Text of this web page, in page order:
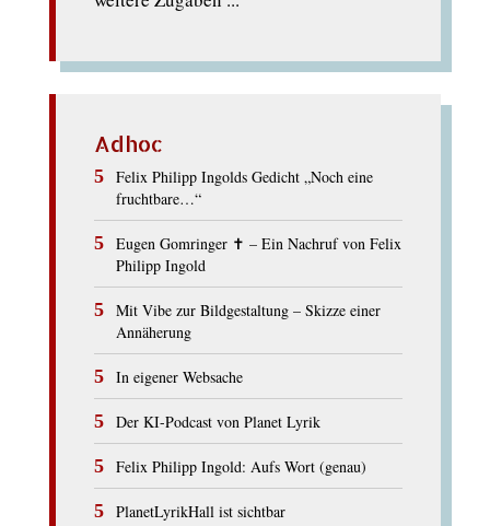
Adhoc
Felix Philipp Ingolds Gedicht „Noch eine
fruchtbare…“
Eugen Gomringer ✝︎ – Ein Nachruf von Felix
Philipp Ingold
Mit Vibe zur Bildgestaltung – Skizze einer
Annäherung
In eigener Websache
Der KI-Podcast von Planet Lyrik
Felix Philipp Ingold: Aufs Wort (genau)
PlanetLyrikHall ist sichtbar